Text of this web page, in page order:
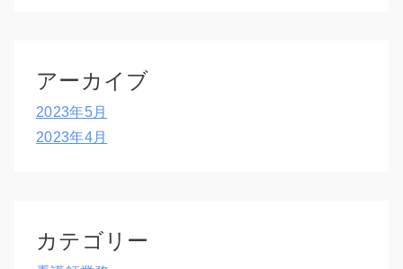
アーカイブ
2023年5月
2023年4月
カテゴリー